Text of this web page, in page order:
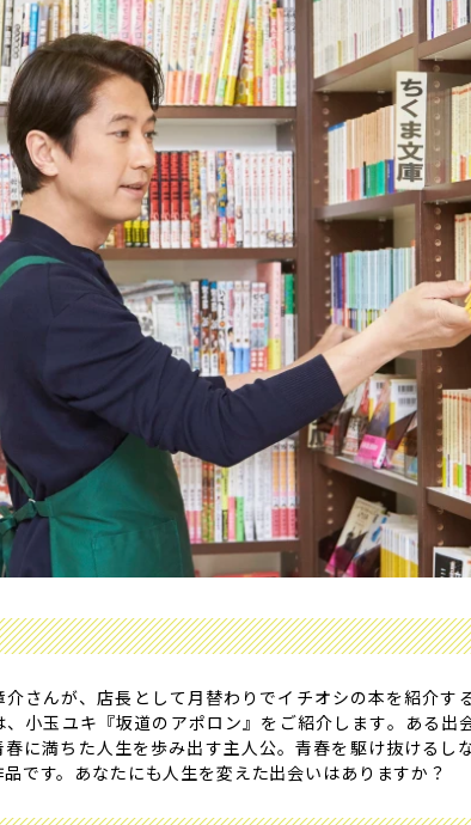
さんが、店長として月替わりでイチオシの本を紹介す
小玉ユキ『坂道のアポロン』をご紹介します。ある出
春に満ちた人生を歩み出す主人公。青春を駆け抜けるし
です。あなたにも人生を変えた出会いはありますか？